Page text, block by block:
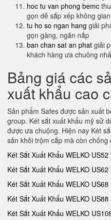
hoc tu van phong bemc
gọn dễ sắp xếp không gian
tu ho so ngan hang giải
gọn gàng, ngăn nắp
ban chan sat an phat giải
khách hàng ưa chuông
Bảng giá các
xuất khẩu cao
Sản phẩm Safes được sản xuất
group. Két sắt xuất khẩu mỹ sử
được ưa chuộng. Hiện nay Két
sản khỏi trộm cắp mà còn
Két Sắt Xuất Khẩu WELKO US52
Két Sắt Xuất Khẩu WELKO US62
Két Sắt Xuất Khẩu WELKO US68
Két Sắt Xuất Khẩu WELKO US88
Két Sắt Xuất Khẩu WELKO